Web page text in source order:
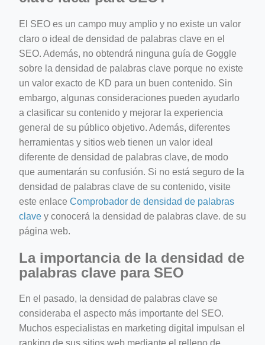
El SEO es un campo muy amplio y no existe un valor
claro o ideal de densidad de palabras clave en el
SEO. Además, no obtendrá ninguna guía de Goggle
sobre la densidad de palabras clave porque no existe
un valor exacto de KD para un buen contenido. Sin
embargo, algunas consideraciones pueden ayudarlo
a clasificar su contenido y mejorar la experiencia
general de su público objetivo. Además, diferentes
herramientas y sitios web tienen un valor ideal
diferente de densidad de palabras clave, de modo
que aumentarán su confusión. Si no está seguro de la
densidad de palabras clave de su contenido, visite
este enlace Comprobador de densidad de palabras
clave y conocerá la densidad de palabras clave. de su
página web.
La importancia de la densidad de
palabras clave para SEO
En el pasado, la densidad de palabras clave se
consideraba el aspecto más importante del SEO.
Muchos especialistas en marketing digital impulsan el